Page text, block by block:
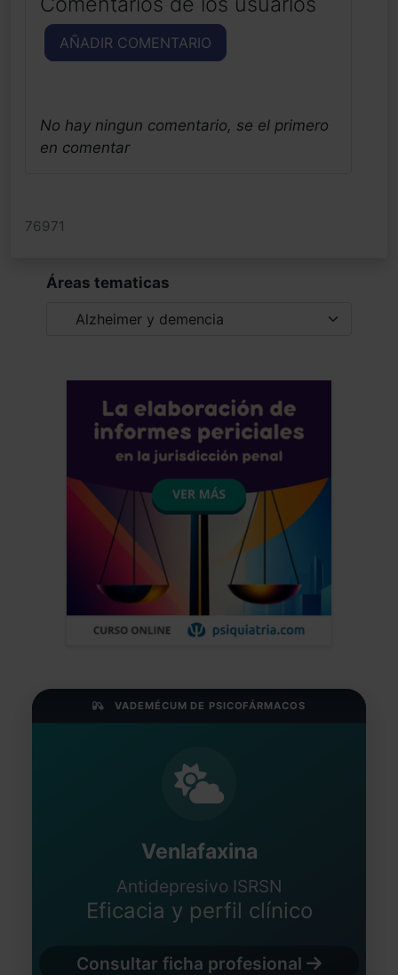
AÑADIR COMENTARIO
No hay ningun comentario, se el primero
en comentar
76971
Áreas tematicas
VADEMÉCUM DE PSICOFÁRMACOS
Venlafaxina
Antidepresivo ISRSN
Eficacia y perfil clínico
Consultar ficha profesional